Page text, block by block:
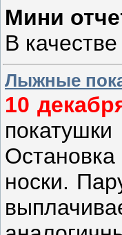
Мини
В
Лыжные
10
носки.